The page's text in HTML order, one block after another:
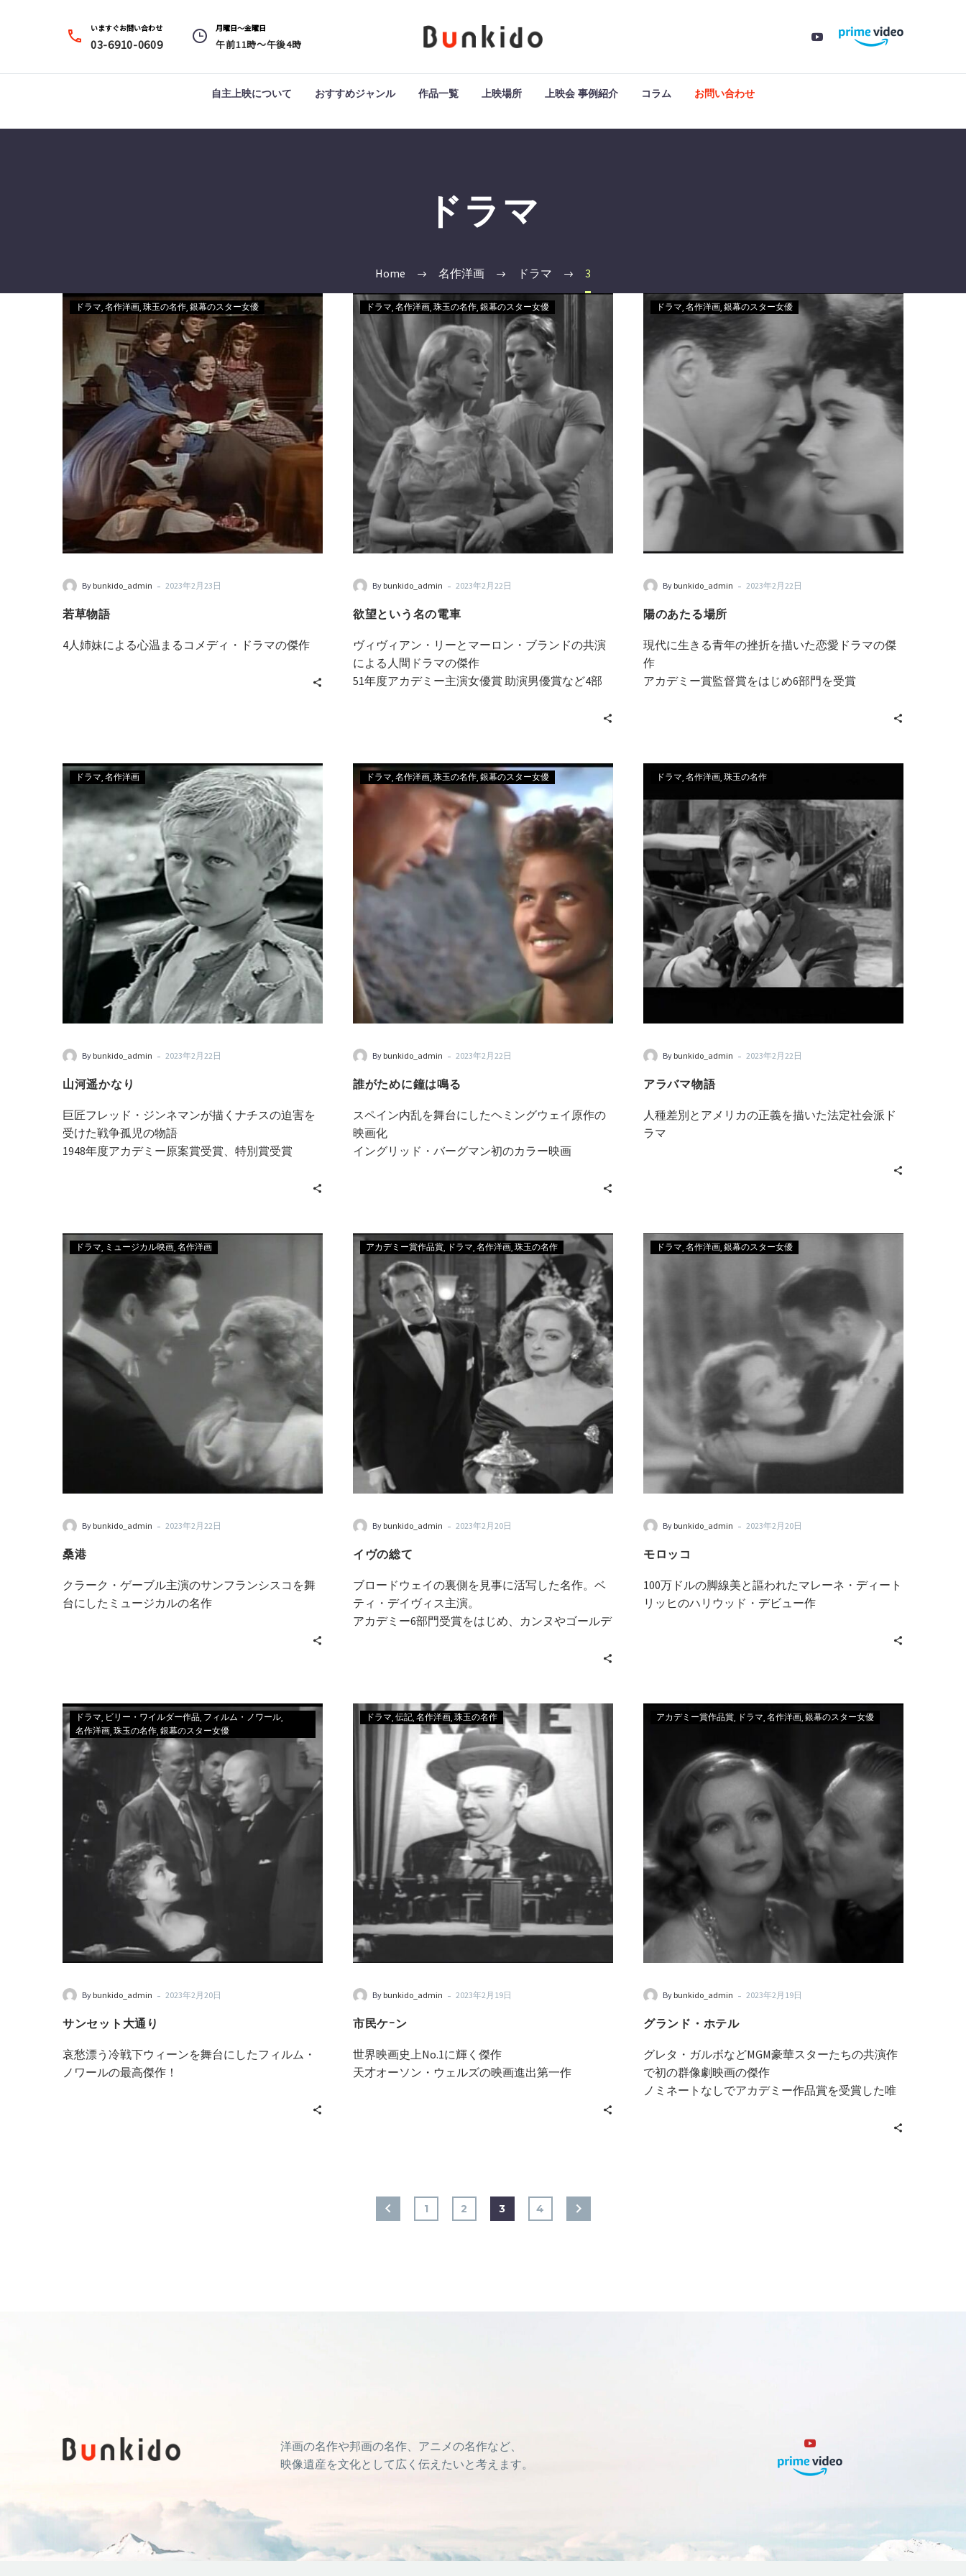

 いますぐお問い合わせ
03-6910-0609 
 月曜日～金曜日
午前11時～午後4時
自主上映について おすすめジャンル 作品一覧 上映場所 上映会 事例紹介 コラム お問い合わせ
ドラマ
Home 名作洋画 ドラマ 3
ドラマ 名作洋画 珠玉の名作 銀幕のスター女優
By bunkido_admin - 2023年2月23日
若草物語
4人姉妹による心温まるコメディ・ドラマの傑作
ドラマ 名作洋画 珠玉の名作 銀幕のスター女優
By bunkido_admin - 2023年2月22日
欲望という名の電車
ヴィヴィアン・リーとマーロン・ブランドの共演
による人間ドラマの傑作
51年度アカデミー主演女優賞 助演男優賞など4部
ドラマ 名作洋画 銀幕のスター女優
By bunkido_admin - 2023年2月22日
陽のあたる場所
現代に生きる青年の挫折を描いた恋愛ドラマの傑
作
アカデミー賞監督賞をはじめ6部門を受賞
ドラマ 名作洋画
By bunkido_admin - 2023年2月22日
山河遥かなり
巨匠フレッド・ジンネマンが描くナチスの迫害を
受けた戦争孤児の物語
1948年度アカデミー原案賞受賞、特別賞受賞
ドラマ 名作洋画 珠玉の名作 銀幕のスター女優
By bunkido_admin - 2023年2月22日
誰がために鐘は鳴る
スペイン内乱を舞台にしたヘミングウェイ原作の
映画化
イングリッド・バーグマン初のカラー映画
ドラマ 名作洋画 珠玉の名作
By bunkido_admin - 2023年2月22日
アラバマ物語
人種差別とアメリカの正義を描いた法定社会派ド
ラマ
ドラマ ミュージカル映画 名作洋画
By bunkido_admin - 2023年2月22日
桑港
クラーク・ゲーブル主演のサンフランシスコを舞
台にしたミュージカルの名作
アカデミー賞作品賞 ドラマ 名作洋画 珠玉の名作
By bunkido_admin - 2023年2月20日
イヴの総て
ブロードウェイの裏側を見事に活写した名作。ベ
ティ・デイヴィス主演。
アカデミー6部門受賞をはじめ、カンヌやゴールデ
ドラマ 名作洋画 銀幕のスター女優
By bunkido_admin - 2023年2月20日
モロッコ
100万ドルの脚線美と謳われたマレーネ・ディート
リッヒのハリウッド・デビュー作
ドラマ ビリー・ワイルダー作品 フィルム・ノワール
名作洋画 珠玉の名作 銀幕のスター女優
By bunkido_admin - 2023年2月20日
サンセット大通り
哀愁漂う冷戦下ウィーンを舞台にしたフィルム・
ノワールの最高傑作！
ドラマ 伝記 名作洋画 珠玉の名作
By bunkido_admin - 2023年2月19日
市民ケｰン
世界映画史上No.1に輝く傑作
天才オーソン・ウェルズの映画進出第一作
アカデミー賞作品賞 ドラマ 名作洋画 銀幕のスター女優
By bunkido_admin - 2023年2月19日
グランド・ホテル
グレタ・ガルボなどMGM豪華スターたちの共演作
で初の群像劇映画の傑作
ノミネートなしでアカデミー作品賞を受賞した唯
1 2 3 4
洋画の名作や邦画の名作、アニメの名作など、
映像遺産を文化として広く伝えたいと考えます。